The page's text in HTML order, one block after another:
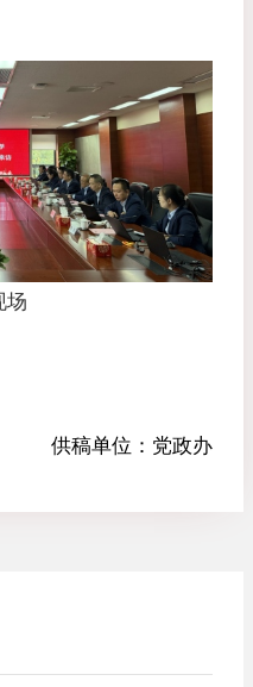
场
供稿单位： 党政办